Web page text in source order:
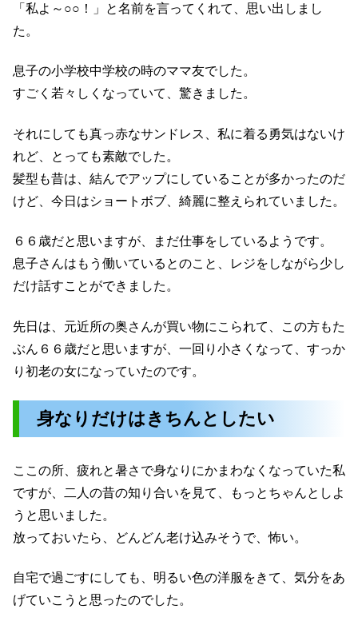
「私よ～○○！」と名前を言ってくれて、思い出しまし
た。
息子の小学校中学校の時のママ友でした。
すごく若々しくなっていて、驚きました。
それにしても真っ赤なサンドレス、私に着る勇気はないけ
れど、とっても素敵でした。
髪型も昔は、結んでアップにしていることが多かったのだ
けど、今日はショートボブ、綺麗に整えられていました。
６６歳だと思いますが、まだ仕事をしているようです。
息子さんはもう働いているとのこと、レジをしながら少し
だけ話すことができました。
先日は、元近所の奥さんが買い物にこられて、この方もた
ぶん６６歳だと思いますが、一回り小さくなって、すっか
り初老の女になっていたのです。
身なりだけはきちんとしたい
ここの所、疲れと暑さで身なりにかまわなくなっていた私
ですが、二人の昔の知り合いを見て、もっとちゃんとしよ
うと思いました。
放っておいたら、どんどん老け込みそうで、怖い。
自宅で過ごすにしても、明るい色の洋服をきて、気分をあ
げていこうと思ったのでした。